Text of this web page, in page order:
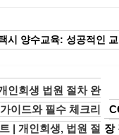
시 양수교육: 성공적인
인회생 법원 절차 완
이드와 필수 체크리
| 개인회생, 법원 절 장